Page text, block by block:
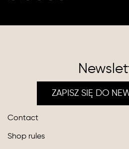
ZAPISZ SIĘ DO
Contact
Shop rules